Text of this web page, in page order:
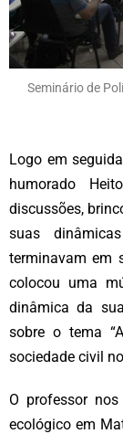
Seminário de
Logo em
humorado
discussões,
suas
terminavam em
colocou uma
dinâmica da
sobre o tema
sociedade civil
O professor
ecológico em